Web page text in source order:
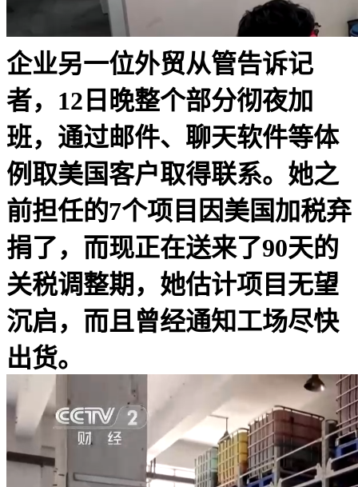
企业另一位外贸从管告诉记
者，12日晚整个部分彻夜加
班，通过邮件、聊天软件等体
例取美国客户取得联系。她之
前担任的7个项目因美国加税弃
捐了，而现正在送来了90天的
关税调整期，她估计项目无望
沉启，而且曾经通知工场尽快
出货。